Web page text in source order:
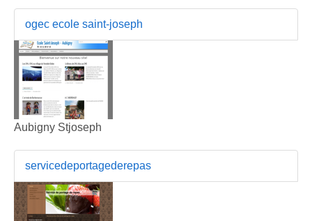
ogec ecole saint-joseph
Aubigny Stjoseph
servicedeportagederepas